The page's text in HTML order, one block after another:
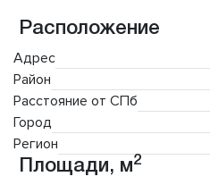
Расположение
Адрес
Район
Расстояние от СПб
Город
Регион
Площади, м2